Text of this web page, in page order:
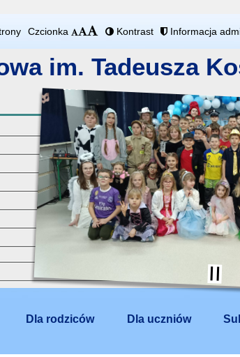
Czcionka Kontrast Informacja
im. Tadeusza
Dla rodziców Dla uczniów